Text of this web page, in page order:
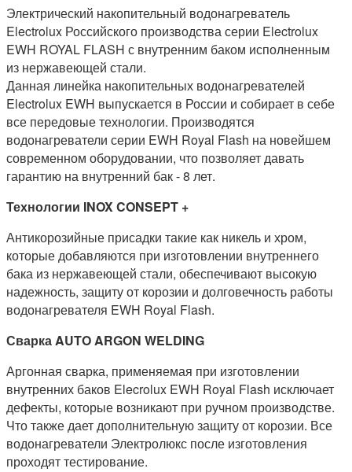
Электрический накопительный водонагреватель
Electrolux Российского производства серии Electrolux
EWH ROYAL FLASH с внутренним баком исполненным
из нержавеющей стали.
Данная линейка накопительных водонагревателей
Electrolux EWH выпускается в России и собирает в себе
все передовые технологии. Производятся
водонагреватели серии EWH Royal Flash на новейшем
современном оборудовании, что позволяет давать
гарантию на внутренний бак - 8 лет.
Технологии INOX CONSEPT +
Антикорозийные присадки такие как никель и хром,
которые добавляются при изготовлении внутреннего
бака из нержавеющей стали, обеспечивают высокую
надежность, защиту от корозии и долговечность работы
водонагревателя EWH Royal Flash.
Сварка AUTO ARGON WELDING
Аргонная сварка, применяемая при изготовлении
внутренних баков Elecrolux EWH Royal Flash исключает
дефекты, которые возникают при ручном производстве.
Что также дает дополнительную защиту от корозии. Все
водонагреватели Электролюкс после изготовления
проходят тестирование.